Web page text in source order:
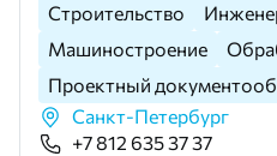
Строительство
Машиностроение
Проектный
Санкт-Петербург
+7 812 635 37 37